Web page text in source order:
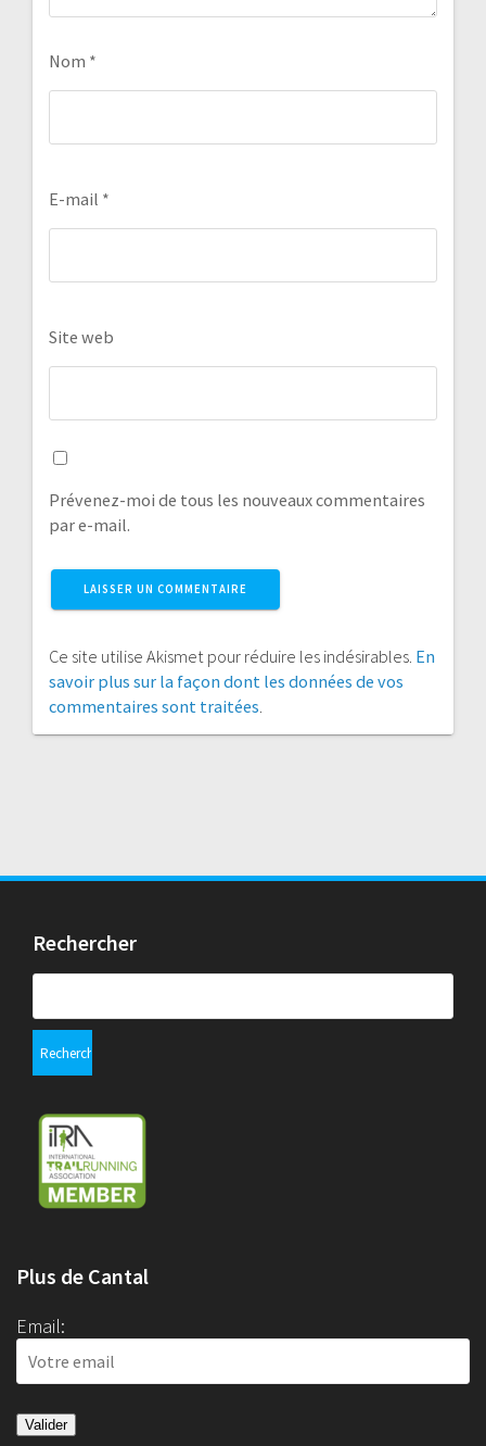
Nom *
E-mail *
Site web
Prévenez-moi de tous les nouveaux commentaires
par e-mail.
Ce site utilise Akismet pour réduire les indésirables. En
savoir plus sur la façon dont les données de vos
commentaires sont traitées.
Rechercher
Plus de Cantal
Email: